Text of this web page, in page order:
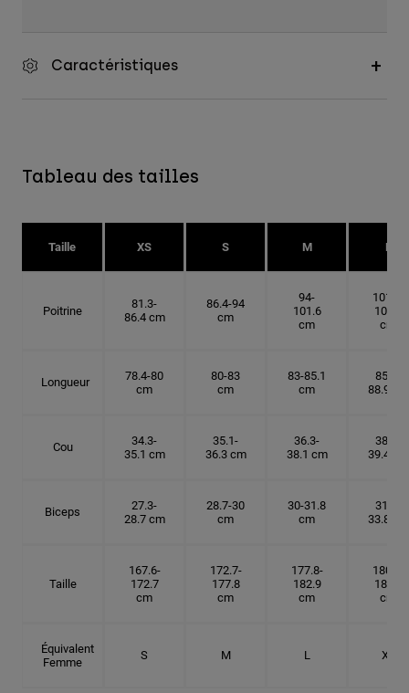
Caractéristiques
Tableau des tailles
Taille XS S M L
Poitrine
81.3-
86.4 cm
86.4-94
cm
94-
101.6
cm
101.6-
109.2
cm
Longueur
78.4-80
cm
80-83
cm
83-85.1
cm
85.1-
88.9 cm
Cou
34.3-
35.1 cm
35.1-
36.3 cm
36.3-
38.1 cm
38.1-
39.4 cm
Biceps
27.3-
28.7 cm
28.7-30
cm
30-31.8
cm
31.8-
33.8 cm
Taille
167.6-
172.7
cm
172.7-
177.8
cm
177.8-
182.9
cm
180.3-
185.5
cm
Équivalent
Femme
S M L XL